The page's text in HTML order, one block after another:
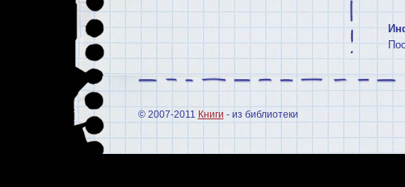
© 2007-2011 Книги - из библиотеки